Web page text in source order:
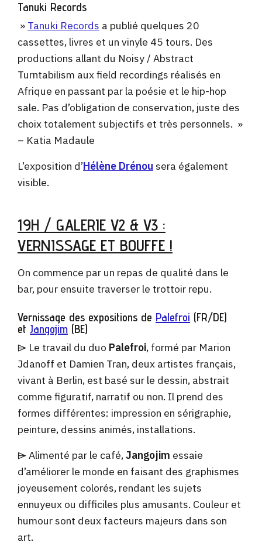
Tanuki Records
» Tanuki Records a publié quelques 20
cassettes, livres et un vinyle 45 tours. Des
productions allant du Noisy / Abstract
Turntabilism aux field recordings réalisés en
Afrique en passant par la poésie et le hip-hop
sale. Pas d’obligation de conservation, juste des
choix totalement subjectifs et très personnels. »
– Katia Madaule
L’exposition d’Hélène Drénou sera également
visible.
19H / GALERIE V2 & V3 :
VERNISSAGE ET BOUFFE !
On commence par un repas de qualité dans le
bar, pour ensuite traverser le trottoir repu.
Vernissage des expositions de Palefroi (FR/DE)
et Jangojim (BE)
⌲ Le travail du duo Palefroi, formé par Marion
Jdanoff et Damien Tran, deux artistes français,
vivant à Berlin, est basé sur le dessin, abstrait
comme figuratif, narratif ou non. Il prend des
formes différentes: impression en sérigraphie,
peinture, dessins animés, installations.
⌲ Alimenté par le café,Jangojim essaie
d’améliorer le monde en faisant des graphismes
joyeusement colorés, rendant les sujets
ennuyeux ou difficiles plus amusants. Couleur et
humour sont deux facteurs majeurs dans son
art.